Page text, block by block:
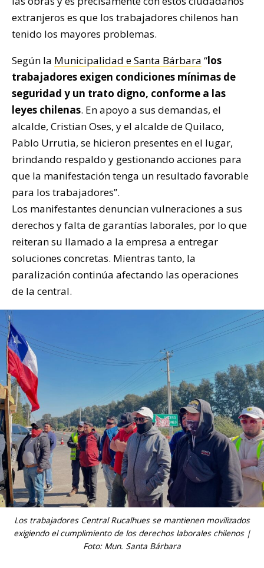
extranjeros es que los trabajadores chilenos han
tenido los mayores problemas.
Según la Municipalidad e Santa Bárbara “los
trabajadores exigen condiciones mínimas de
seguridad y un trato digno, conforme a las
leyes chilenas. En apoyo a sus demandas, el
alcalde, Cristian Oses, y el alcalde de Quilaco,
Pablo Urrutia, se hicieron presentes en el lugar,
brindando respaldo y gestionando acciones para
que la manifestación tenga un resultado favorable
para los trabajadores”.
Los manifestantes denuncian vulneraciones a sus
derechos y falta de garantías laborales, por lo que
reiteran su llamado a la empresa a entregar
soluciones concretas. Mientras tanto, la
paralización continúa afectando las operaciones
de la central.
Los trabajadores Central Rucalhues se mantienen movilizados
exigiendo el cumplimiento de los derechos laborales chilenos |
Foto: Mun. Santa Bárbara